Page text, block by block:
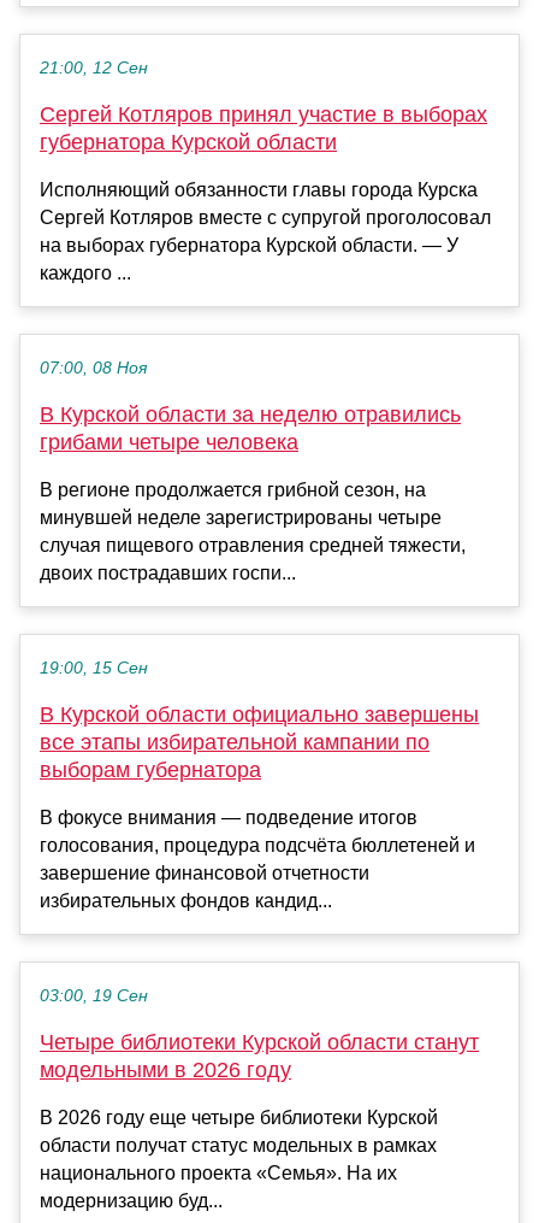
21:00, 12 Сен
Сергей Котляров принял участие в выборах
губернатора Курской области
Исполняющий обязанности главы города Курска
Сергей Котляров вместе с супругой проголосовал
на выборах губернатора Курской области. — У
каждого ...
07:00, 08 Ноя
В Курской области за неделю отравились
грибами четыре человека
В регионе продолжается грибной сезон, на
минувшей неделе зарегистрированы четыре
случая пищевого отравления средней тяжести,
двоих пострадавших госпи...
19:00, 15 Сен
В Курской области официально завершены
все этапы избирательной кампании по
выборам губернатора
В фокусе внимания — подведение итогов
голосования, процедура подсчёта бюллетеней и
завершение финансовой отчетности
избирательных фондов кандид...
03:00, 19 Сен
Четыре библиотеки Курской области станут
модельными в 2026 году
В 2026 году еще четыре библиотеки Курской
области получат статус модельных в рамках
национального проекта «Семья». На их
модернизацию буд...